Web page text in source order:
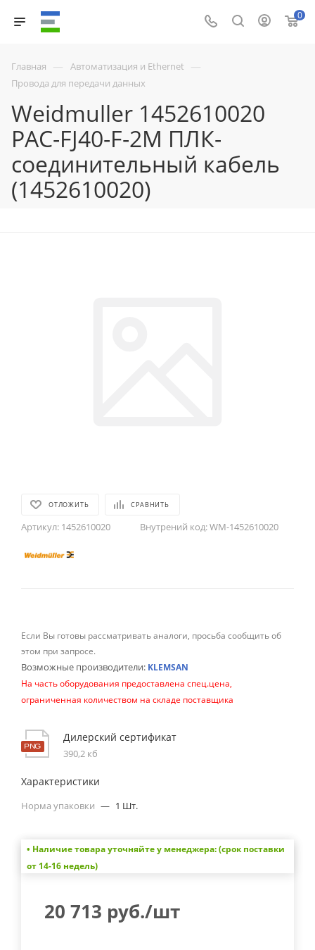
0
Главная — Автоматизация и Ethernet —
Провода для передачи данных
Weidmuller 1452610020
PAC-FJ40-F-2M ПЛК-
соединительный кабель
(1452610020)
ОТЛОЖИТЬ СРАВНИТЬ
Артикул: 1452610020 Внутрений код:WM-1452610020
Если Вы готовы рассматривать аналоги, просьба сообщить об
этом при запросе.
Возможные производители: KLEMSAN
На часть оборудования предоставлена спец.цена,
ограниченная количеством на складе поставщика
Дилерский сертификат
390,2 кб
Характеристики
Норма упаковки — 1 Шт.
• Наличие товара уточняйте у менеджера: (срок поставки
от 14-16 недель)
20 713 руб./шт